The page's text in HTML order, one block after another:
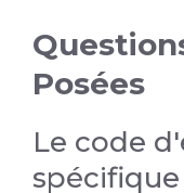
Posées
Le code